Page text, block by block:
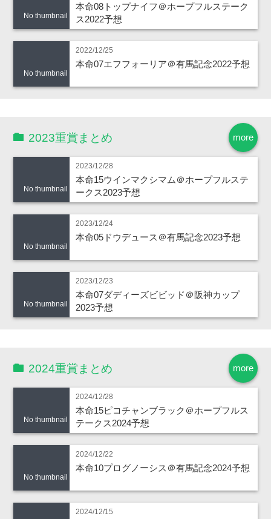
No thumbnail
本命08トップナイフ＠ホープフルステーク
ス2022予想
No thumbnail
2022/12/25
本命07エフフォーリア＠有馬記念2022予想
more
2023重賞まとめ
No thumbnail
2023/12/28
本命15ウインマクシマム＠ホープフルステ
ークス2023予想
No thumbnail
2023/12/24
本命05ドウデュース＠有馬記念2023予想
No thumbnail
2023/12/23
本命07ダディーズビビッド＠阪神カップ
2023予想
more
2024重賞まとめ
No thumbnail
2024/12/28
本命15ピコチャンブラック＠ホープフルス
テークス2024予想
No thumbnail
2024/12/22
本命10プログノーシス＠有馬記念2024予想
2024/12/15